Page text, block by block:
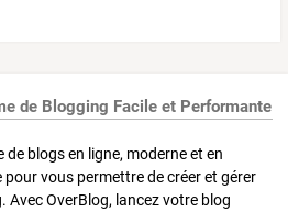
de Blogging Facile et Performante
blogs en ligne, moderne et en
vous permettre de créer et gérer
OverBlog, lancez votre blog